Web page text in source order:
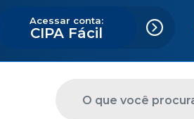
Acessar conta:
CIPA Fácil